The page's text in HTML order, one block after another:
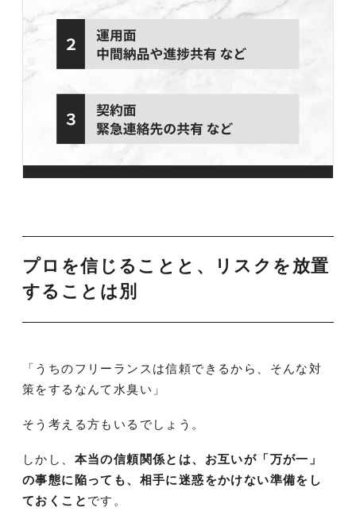
プロを信じることと、リスクを放置
することは別
「うちのフリーランスは信頼できるから、そんな対
策をするなんて水臭い」
そう考える方もいるでしょう。
しかし、 本当の信頼関係とは、お互いが「万が一」
の事態に陥っても、相手に迷惑をかけない準備をし
ておくこと です。